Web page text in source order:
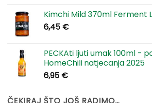
Kimchi Mild 370ml Ferment
6,45 €
PECKAti ljuti umak 100ml -
HomeChili natjecanja 2025
6,95 €